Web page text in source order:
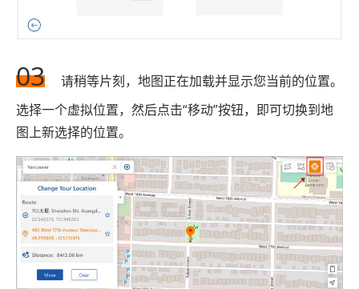
03
请稍等片刻，地图正在加载并显示您当前的位置。
选择一个虚拟位置，然后点击“移动”按钮，即可切换到地
图上新选择的位置。